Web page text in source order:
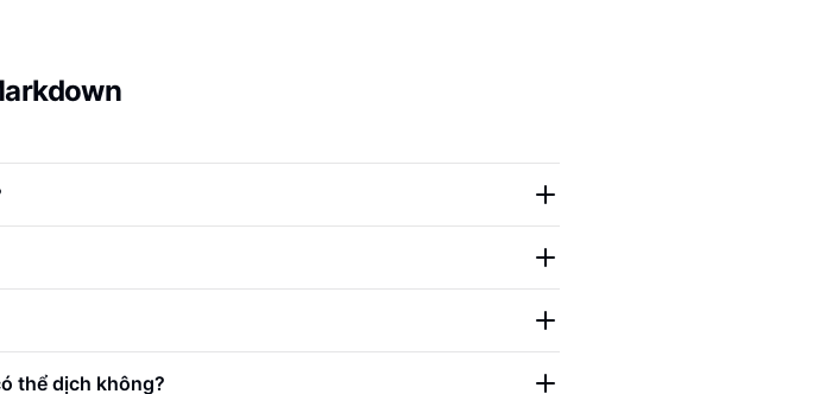
thể dịch không?